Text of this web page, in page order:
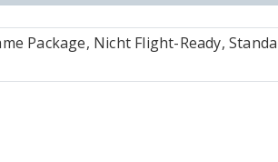
Package, Nicht Flight-Ready,